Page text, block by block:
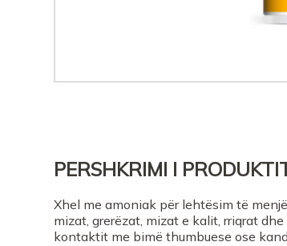
PERSHKRIMI I
Xhel me amoniak për lehtësim të
mizat, grerëzat, mizat e kalit, rriqrat
kontaktit me bimë thumbuese ose